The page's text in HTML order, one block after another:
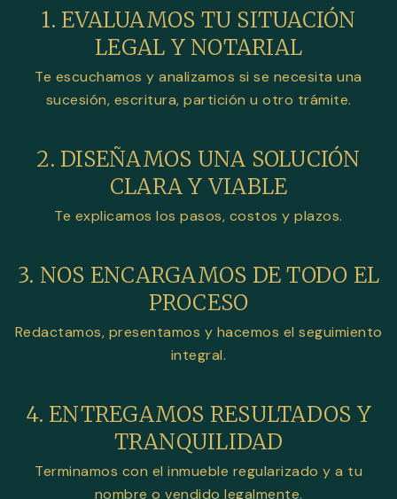
1. EVALUAMOS TU SITUACIÓN
LEGAL Y NOTARIAL
Te escuchamos y analizamos si se necesita una
sucesión, escritura, partición u otro trámite.
2. DISEÑAMOS UNA SOLUCIÓN
CLARA Y VIABLE
Te explicamos los pasos, costos y plazos.
3. NOS ENCARGAMOS DE TODO EL
PROCESO
Redactamos, presentamos y hacemos el seguimiento
integral.
4. ENTREGAMOS RESULTADOS Y
TRANQUILIDAD
Terminamos con el inmueble regularizado y a tu
nombre o vendido legalmente.